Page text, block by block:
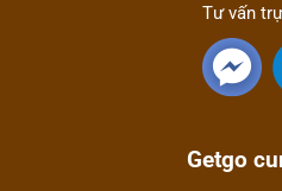
Tư vấn
Getgo